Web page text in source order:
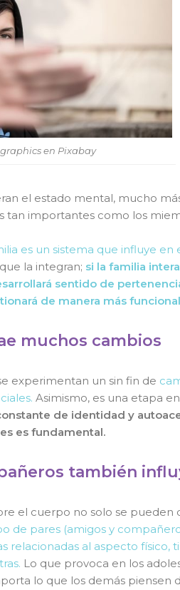
en Pixabay
el estado mental, mucho
tan importantes como los
es un sistema que influye en
la integran; si la familia
sentido de
de manera más
muchos cambios
experimentan un sin fin de
Asimismo, es una etapa
de identidad y
es fundamental.
también
el cuerpo no solo se pueden
de pares (amigos y
relacionadas al aspecto físico,
Lo que provoca en los
lo que los demás piensen